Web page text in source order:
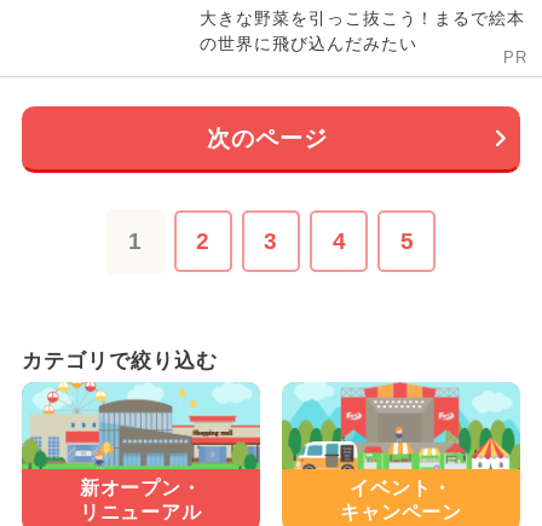
大きな野菜を引っこ抜こう！まるで絵本
の世界に飛び込んだみたい
PR
次のページ
1 2 3 4 5
カテゴリで絞り込む
新オープン・
リニューアル
イベント・
キャンペーン